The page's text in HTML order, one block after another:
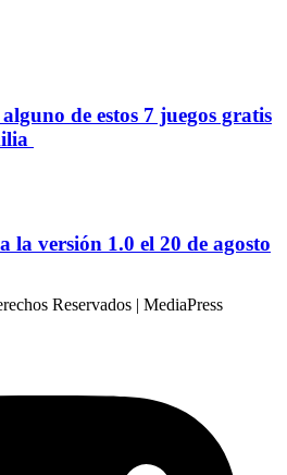
de estos 7 juegos gratis
la versión 1.0 el 20 de agosto
Reservados | MediaPress